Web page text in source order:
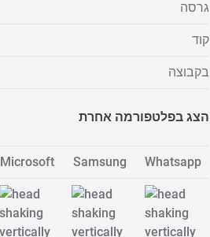
גרסה
קוד
בקבוצה
הצג בפלטפורמה אחרת
Microsoft Samsung Whatsapp